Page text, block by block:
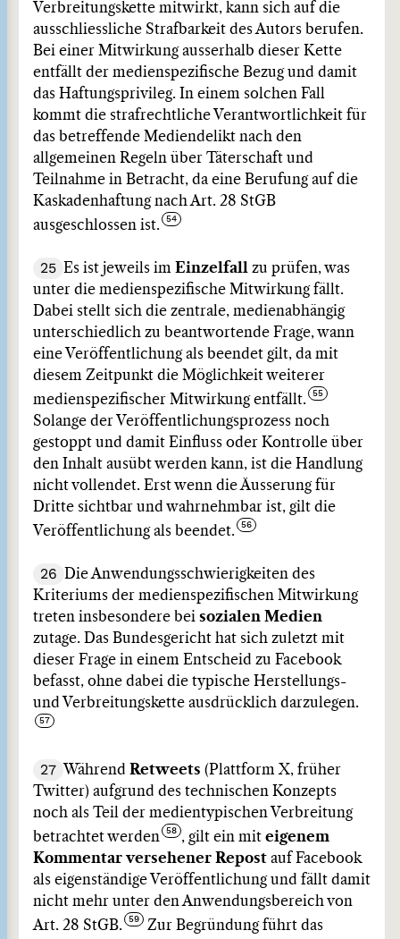
Verbreitungskette mitwirkt, kann sich auf die
ausschliessliche Strafbarkeit des Autors berufen.
Bei einer Mitwirkung ausserhalb dieser Kette
entfällt der medienspezifische Bezug und damit
das Haftungsprivileg. In einem solchen Fall
kommt die strafrechtliche Verantwortlichkeit für
das betreffende Mediendelikt nach den
allgemeinen Regeln über Täterschaft und
Teilnahme in Betracht, da eine Berufung auf die
Kaskadenhaftung nach Art. 28 StGB
ausgeschlossen ist.
25 Es ist jeweils im Einzelfall zu prüfen, was
unter die medienspezifische Mitwirkung fällt.
Dabei stellt sich die zentrale, medienabhängig
unterschiedlich zu beantwortende Frage, wann
eine Veröffentlichung als beendet gilt, da mit
diesem Zeitpunkt die Möglichkeit weiterer
medienspezifischer Mitwirkung entfällt.
Solange der Veröffentlichungsprozess noch
gestoppt und damit Einfluss oder Kontrolle über
den Inhalt ausübt werden kann, ist die Handlung
nicht vollendet. Erst wenn die Äusserung für
Dritte sichtbar und wahrnehmbar ist, gilt die
Veröffentlichung als beendet.
26
Die Anwendungsschwierigkeiten des
Kriteriums der medienspezifischen Mitwirkung
treten insbesondere bei sozialen Medien
zutage. Das Bundesgericht hat sich zuletzt mit
dieser Frage in einem Entscheid zu Facebook
befasst, ohne dabei die typische Herstellungs-
und Verbreitungskette ausdrücklich darzulegen.
27 Während Retweets (Plattform X, früher
Twitter) aufgrund des technischen Konzepts
noch als Teil der medientypischen Verbreitung
betrachtet werden
, gilt ein mit eigenem
Kommentar versehener Repost auf Facebook
als eigenständige Veröffentlichung und fällt damit
nicht mehr unter den Anwendungsbereich von
Art. 28 StGB.
Zur Begründung führt das